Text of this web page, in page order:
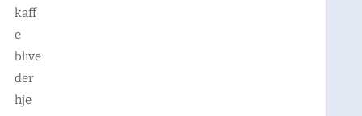
kaff
e
blive
der
hje